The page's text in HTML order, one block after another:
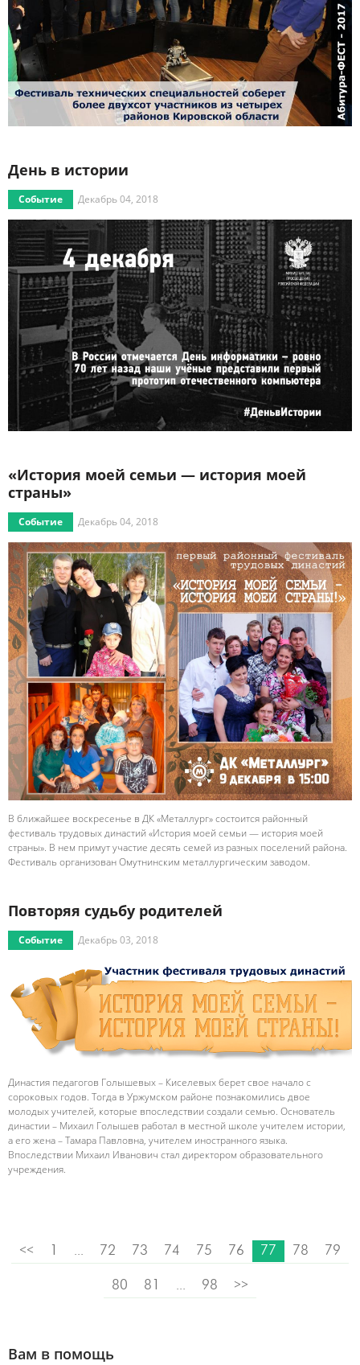
День в истории
Событие Декабрь 04, 2018
«История моей семьи — история моей
страны»
Событие Декабрь 04, 2018
В ближайшее воскресенье в ДК «Металлург» состоится районный
фестиваль трудовых династий «История моей семьи — история моей
страны». В нем примут участие десять семей из разных поселений района.
Фестиваль организован Омутнинским металлургическим заводом.
Повторяя судьбу родителей
Событие Декабрь 03, 2018
Династия педагогов Голышевых – Киселевых берет свое начало с
сороковых годов. Тогда в Уржумском районе познакомились двое
молодых учителей, которые впоследствии создали семью. Основатель
династии – Михаил Голышев работал в местной школе учителем истории,
а его жена – Тамара Павловна, учителем иностранного языка.
Впоследствии Михаил Иванович стал директором образовательного
учреждения.
<< ... 72 73 74 75 76 77 78 79
80 81 ... 98 >>
Вам в помощь